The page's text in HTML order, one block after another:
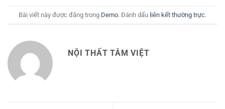
Bài viết này được đăng trong Demo. Đánh dấu liên kết thường trực.
NỘI THẤT TÂM VIỆT